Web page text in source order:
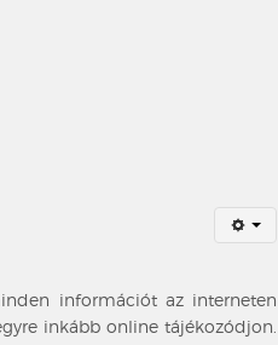
információt az interneten
inkább online tájékozódjon.